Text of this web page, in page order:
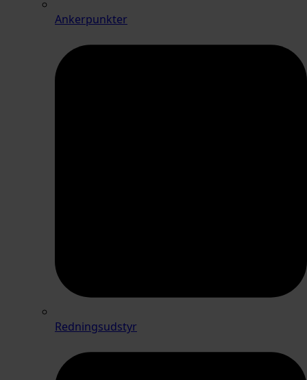
Ankerpunkter
Redningsudstyr